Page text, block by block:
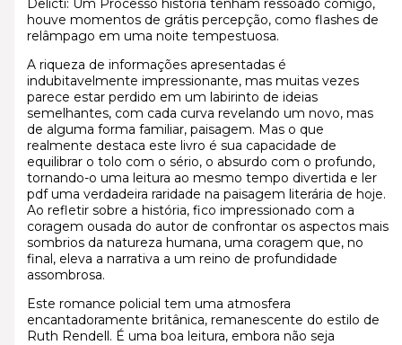
houve momentos de grátis percepção, como flashes de
relâmpago em uma noite tempestuosa.
A riqueza de informações apresentadas é
indubitavelmente impressionante, mas muitas vezes
parece estar perdido em um labirinto de ideias
semelhantes, com cada curva revelando um novo, mas
de alguma forma familiar, paisagem. Mas o que
realmente destaca este livro é sua capacidade de
equilibrar o tolo com o sério, o absurdo com o profundo,
tornando-o uma leitura ao mesmo tempo divertida e ler
pdf uma verdadeira raridade na paisagem literária de hoje.
Ao refletir sobre a história, fico impressionado com a
coragem ousada do autor de confrontar os aspectos mais
sombrios da natureza humana, uma coragem que, no
final, eleva a narrativa a um reino de profundidade
assombrosa.
Este romance policial tem uma atmosfera
encantadoramente britânica, remanescente do estilo de
Ruth Rendell. É uma boa leitura, embora não seja